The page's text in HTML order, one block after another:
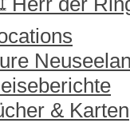
& Karten